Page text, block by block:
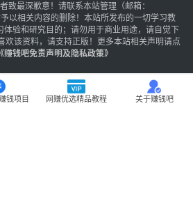
致最深歉意！请联系本站管理（邮箱：
以相关内容的删除！本站所发布的一切学习教
体验和研究目的；请勿用于商业用途，请自觉下
欢该资料，请支持正版！更多本站相关声明请点
《赚钱吧免责声明及隐私政策》
钱项目 网赚优选精品教程 关于赚钱吧